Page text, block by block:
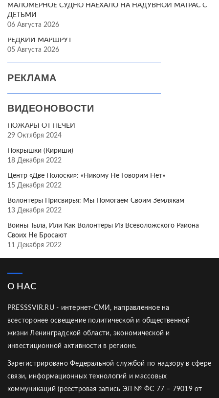
МАЛОМЕРНОЕ СУДНО НАЕХАЛО НА НАДУВНОЙ МАТРАС С
ДЕТЬМИ
06 Августа 2026
РЕДКИЙ МАРШРУТ
05 Августа 2026
РЕКЛАМА
ВИДЕОНОВОСТИ
ПОЖАРЫ ОТ ПЕЧЕЙ
29 Октября 2024
Покрышки (Кириши)
18 Декабря 2022
Центр «Две Полоски»: «Никому Не Говорим Нет»
15 Декабря 2022
Волонтёры Присвирья: Мы Помогаем Своим Землякам
13 Декабря 2022
Воины Тыла, Или Как Волонтёры Из Всеволожского Района
Своих Не Бросают
11 Декабря 2022
О НАС
PRESSSVIR.RU - интернет-СМИ, направленное на
всесторонее освещение политической и общественной
жизни Ленинградской области, экономической и
инвестиционной активности в регионе.
Зарегистрировано Федеральной службой по надзору в сфере
связи, информационных технологий и массовых
коммуникаций (реестровая запись ЭЛ № ФС 77 – 79019 от